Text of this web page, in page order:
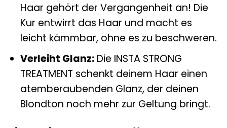
Haar gehört der Vergangenheit an! Die
Kur entwirrt das Haar und macht es
leicht kämmbar, ohne es zu beschweren.
Verleiht Glanz:Die INSTA STRONG
TREATMENT schenkt deinem Haar einen
atemberaubenden Glanz, der deinen
Blondton noch mehr zur Geltung bringt.